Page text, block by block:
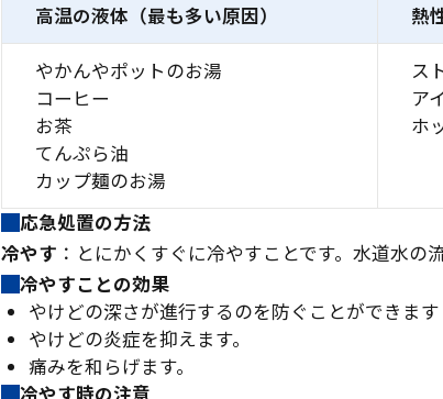
高温の液体（最も多い原因）
熱
やかんやポットのお湯
コーヒー
お茶
てんぷら油
カップ麺のお湯
ス
ア
ホ
応急処置の方法
冷やす ：とにかくすぐに冷やすことです。水道水の
冷やすことの効果
やけどの深さが進行するのを防ぐことができま
やけどの炎症を抑えます。
痛みを和らげます。
冷やす時の注意